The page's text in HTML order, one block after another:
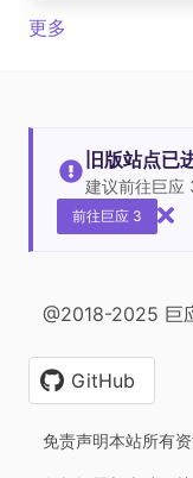
更多
旧版站点已
建议前往巨应
前往巨应 3
@2018-2025 巨
GitHub
免责声明本站所有